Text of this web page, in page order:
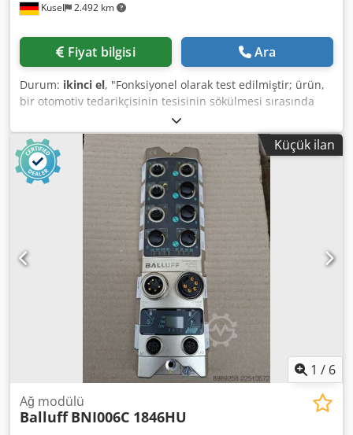
Kusel 2.492 km
Fiyat bilgisi Ara
Durum: ikinci el, "Fonksiyonel olarak test edilmiştir; ürün,
bir otomotiv tedarikçisinin tesisinin sökülmesi sırasında
elde edilmiştir." Adet: 11 adet mevcuttur. Crsdpfozr Ub Rox
Akvsf Üretici: Cleco Tip: 961260-060 Uzunluk: 6 m Kullanım
Alanı: Kontrol ve alet bağlantısı için standart uzatma
kablosu.
Küçük ilan
1 / 6
Ağ modülü
Balluff BNI006C 1846HU